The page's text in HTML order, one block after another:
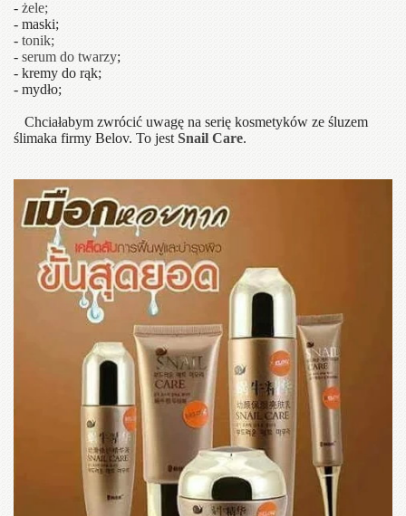
- żele;
- maski;
- tonik;
- serum do twarzy;
- kremy do rąk;
- mydło;
Chciałabym zwrócić uwagę na serię kosmetyków ze śluzem
ślimaka firmy Belov. To jestSnail Care.